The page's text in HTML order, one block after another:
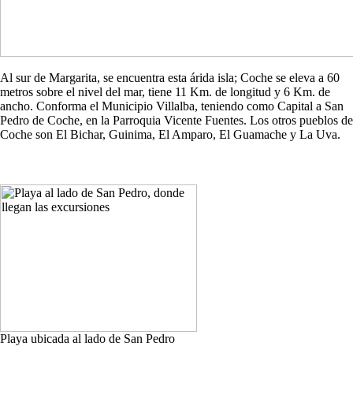
Al sur de Margarita, se encuentra esta árida isla; Coche se eleva a 60
metros sobre el nivel del mar, tiene 11 Km. de longitud y 6 Km. de
ancho. Conforma el Municipio Villalba, teniendo como Capital a San
Pedro de Coche, en la Parroquia Vicente Fuentes. Los otros pueblos de
Coche son El Bichar, Guinima, El Amparo, El Guamache y La Uva.
Playa ubicada al lado de San Pedro